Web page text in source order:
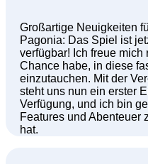
Großartige Neuigkeiten
Pagonia: Das Spiel ist
verfügbar! Ich freue
Chance habe, in diese
einzutauchen. Mit der
steht uns nun ein erster
Verfügung, und ich bin
Features und Abenteuer
hat.